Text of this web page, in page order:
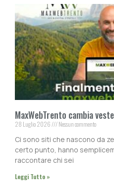
MaxWebTrento cambia
28 Luglio 2026 Nessun commento
Ci sono siti che nascono da
certo punto, hanno
raccontare chi sei
Leggi Tutto »